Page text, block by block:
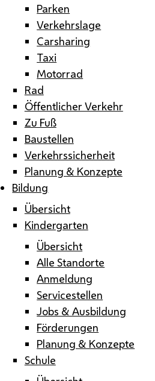
Parken
Verkehrslage
Carsharing
Taxi
Motorrad
Rad
Öffentlicher Verkehr
Zu Fuß
Baustellen
Verkehrssicherheit
Planung & Konzepte
Bildung
Übersicht
Kindergarten
Übersicht
Alle Standorte
Anmeldung
Servicestellen
Jobs & Ausbildung
Förderungen
Planung & Konzepte
Schule